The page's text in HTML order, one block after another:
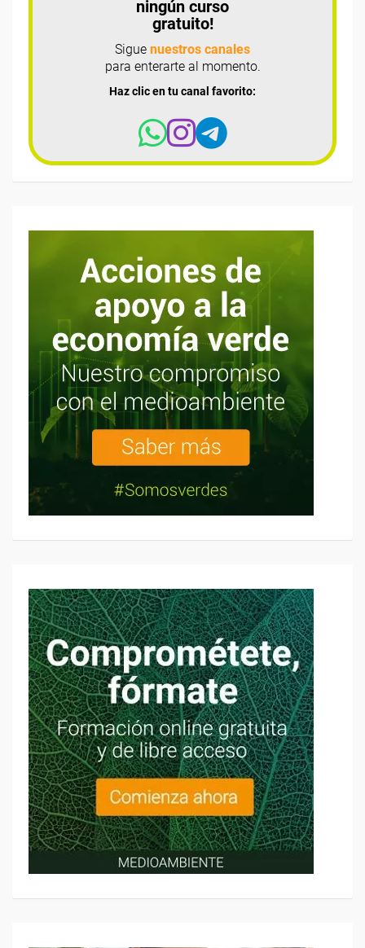
ningún curso
gratuito!
Sigue nuestros canales
para enterarte al momento.
Haz clic en tu canal favorito: